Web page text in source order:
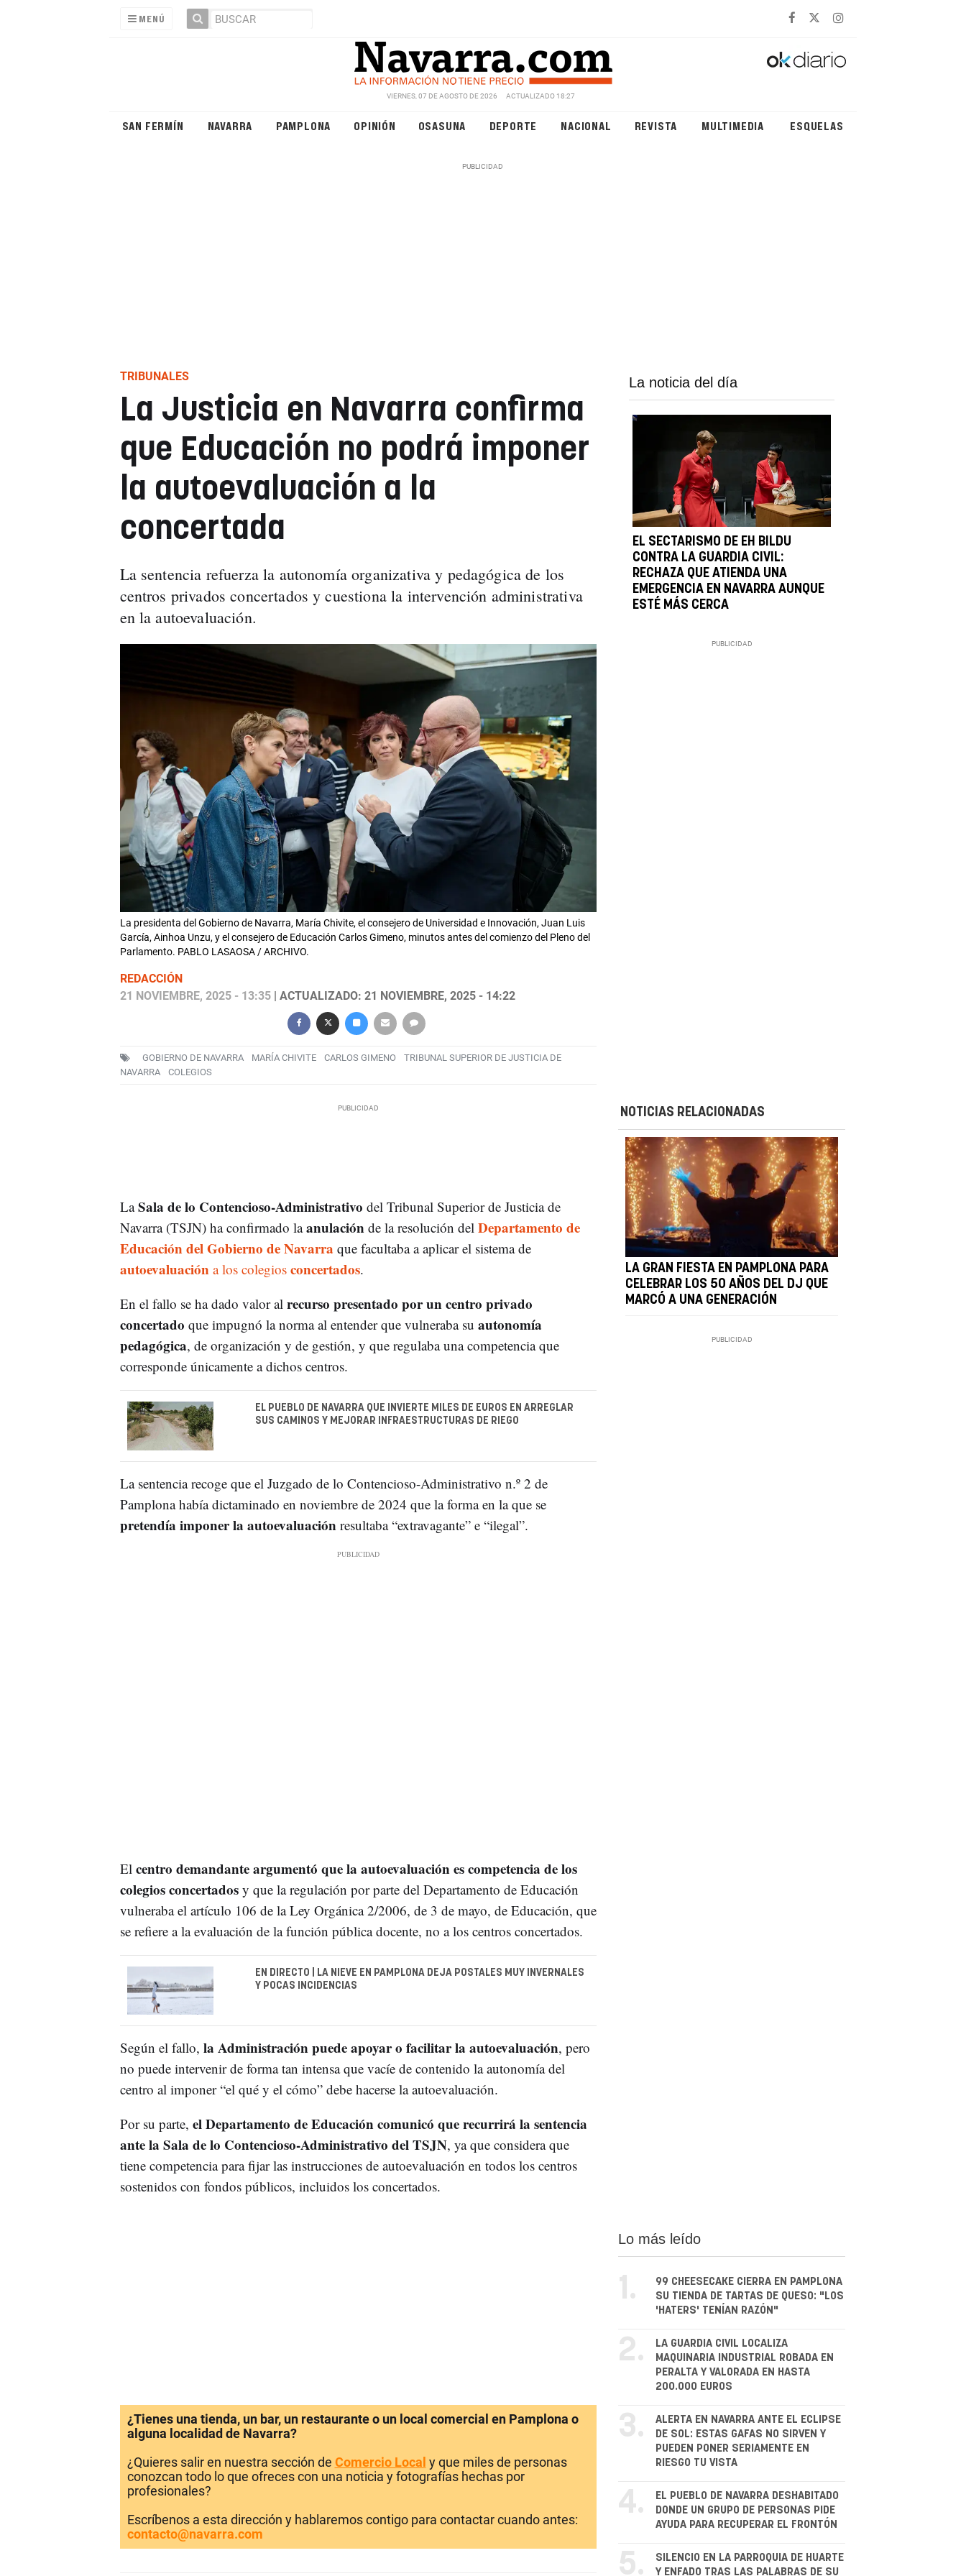
MENÚ
VIERNES, 07 DE AGOSTO DE 2026 ACTUALIZADO 18:27
SAN FERMÍN NAVARRA PAMPLONA OPINIÓN OSASUNA DEPORTE NACIONAL REVISTA MULTIMEDIA ESQUELAS
TRIBUNALES
La Justicia en Navarra confirma
que Educación no podrá imponer
la autoevaluación a la
concertada
La sentencia refuerza la autonomía organizativa y pedagógica de los
centros privados concertados y cuestiona la intervención administrativa
en la autoevaluación.
La presidenta del Gobierno de Navarra, María Chivite, el consejero de Universidad e Innovación, Juan Luis
García, Ainhoa Unzu, y el consejero de Educación Carlos Gimeno, minutos antes del comienzo del Pleno del
Parlamento. PABLO LASAOSA / ARCHIVO.
REDACCIÓN
21 NOVIEMBRE, 2025 - 13:35| ACTUALIZADO: 21 NOVIEMBRE, 2025 - 14:22
GOBIERNO DE NAVARRA MARÍA CHIVITE CARLOS GIMENO
TRIBUNAL SUPERIOR DE JUSTICIA DE
NAVARRA
COLEGIOS
La noticia del día
EL SECTARISMO DE EH BILDU
CONTRA LA GUARDIA CIVIL:
RECHAZA QUE ATIENDA UNA
EMERGENCIA EN NAVARRA AUNQUE
ESTÉ MÁS CERCA
LaSala de lo Contencioso-Administrativo del Tribunal Superior de Justicia de
Navarra (TSJN) ha confirmado laanulaciónde la resolución del Departamento de
Educación del Gobierno de Navarra que facultaba a aplicar el sistema de
autoevaluacióna los colegios concertados.
En el fallo se ha dado valor al recurso presentado por un centro privado
concertado que impugnó la norma al entender que vulneraba su autonomía
pedagógica, de organización y de gestión, y que regulaba una competencia que
corresponde únicamente a dichos centros.
EL PUEBLO DE NAVARRA QUE INVIERTE MILES DE EUROS EN ARREGLAR
SUS CAMINOS Y MEJORAR INFRAESTRUCTURAS DE RIEGO
La sentencia recoge que el Juzgado de lo Contencioso-Administrativo n.º 2 de
Pamplona había dictaminado en noviembre de 2024 que la forma en la que se
pretendía imponer la autoevaluación resultaba “extravagante” e “ilegal”.
Elcentro demandante argumentó que la autoevaluación es competencia de los
colegios concertados y que la regulación por parte del Departamento de Educación
vulneraba el artículo 106 de la Ley Orgánica 2/2006, de 3 de mayo, de Educación, que
se refiere a la evaluación de la función pública docente, no a los centros concertados.
EN DIRECTO | LA NIEVE EN PAMPLONA DEJA POSTALES MUY INVERNALES
Y POCAS INCIDENCIAS
Según el fallo, la Administración puede apoyar o facilitar la autoevaluación, pero
no puede intervenir de forma tan intensa que vacíe de contenido la autonomía del
centro al imponer “el qué y el cómo” debe hacerse la autoevaluación.
Por su parte, el Departamento de Educación comunicó que recurrirá la sentencia
ante la Sala de lo Contencioso-Administrativo del TSJN, ya que considera que
tiene competencia para fijar las instrucciones de autoevaluación en todos los centros
sostenidos con fondos públicos, incluidos los concertados.
NOTICIAS RELACIONADAS
LA GRAN FIESTA EN PAMPLONA PARA
CELEBRAR LOS 50 AÑOS DEL DJ QUE
MARCÓ A UNA GENERACIÓN
¿Tienes una tienda, un bar, un restaurante o un local comercial en Pamplona o
alguna localidad de Navarra?
¿Quieres salir en nuestra sección de Comercio Local y que miles de personas
conozcan todo lo que ofreces con una noticia y fotografías hechas por
profesionales?
Escríbenos a esta dirección y hablaremos contigo para contactar cuando antes:
contacto@navarra.com
Lo más leído
1.
99 CHEESECAKE CIERRA EN PAMPLONA
SU TIENDA DE TARTAS DE QUESO: "LOS
'HATERS' TENÍAN RAZÓN"
2.
LA GUARDIA CIVIL LOCALIZA
MAQUINARIA INDUSTRIAL ROBADA EN
PERALTA Y VALORADA EN HASTA
200.000 EUROS
3.
ALERTA EN NAVARRA ANTE EL ECLIPSE
DE SOL: ESTAS GAFAS NO SIRVEN Y
PUEDEN PONER SERIAMENTE EN
RIESGO TU VISTA
4.
EL PUEBLO DE NAVARRA DESHABITADO
DONDE UN GRUPO DE PERSONAS PIDE
AYUDA PARA RECUPERAR EL FRONTÓN
5.
SILENCIO EN LA PARROQUIA DE HUARTE
Y ENFADO TRAS LAS PALABRAS DE SU